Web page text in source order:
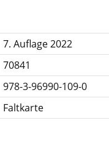
7. Auflage 2022
70841
978-3-96990-109-0
Faltkarte